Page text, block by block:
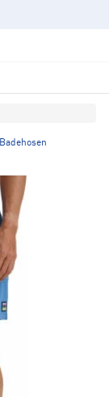
Badehosen